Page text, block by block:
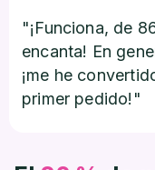
"¡Funciona, de
encanta! En
¡me he
primer pedido!"